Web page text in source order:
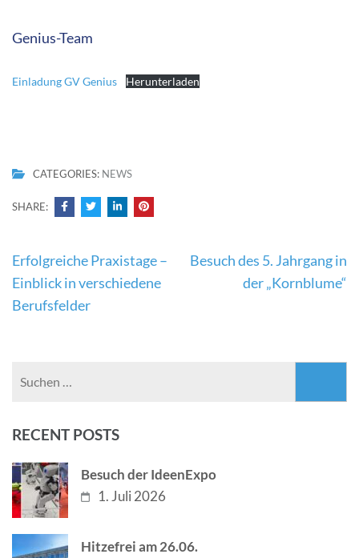
Genius-Team
Einladung GV Genius Herunterladen
CATEGORIES: NEWS
SHARE:
Beitragsnavigation
Erfolgreiche Praxistage –
Einblick in verschiedene
Berufsfelder
Besuch des 5. Jahrgang in
der „Kornblume“
RECENT POSTS
Besuch der IdeenExpo
1. Juli 2026
Hitzefrei am 26.06.